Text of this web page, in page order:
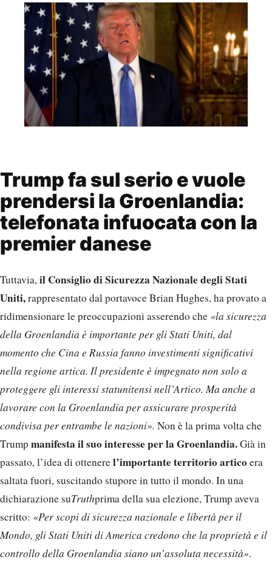
Trump fa sul serio e vuole
prendersi la Groenlandia:
telefonata infuocata con la
premier danese
Tuttavia,il Consiglio di Sicurezza Nazionale degli Stati
Uniti,rappresentato dal portavoce Brian Hughes, ha provato a
ridimensionare le preoccupazioni asserendo che «la sicurezza
della Groenlandia è importante per gli Stati Uniti, dal
momento che Cina e Russia fanno investimenti significativi
nella regione artica. Il presidente è impegnato non solo a
proteggere gli interessi statunitensi nell’Artico. Ma anche a
lavorare con la Groenlandia per assicurare prosperità
condivisa per entrambe le nazioni». Non è la prima volta che
Trump manifesta il suo interesse per la Groenlandia.Già in
passato, l’idea di ottenerel’importante territorio articoera
saltata fuori, suscitando stupore in tutto il mondo. In una
dichiarazione suTruthprima della sua elezione, Trump aveva
scritto: «Per scopi di sicurezza nazionale e libertà per il
Mondo, gli Stati Uniti di America credono che la proprietà e il
controllo della Groenlandia siano un’assoluta necessità».